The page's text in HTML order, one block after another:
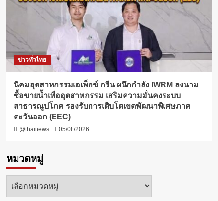
ข่าวทั่วไทย
​นิคมอุตสาหกรรมเอเพ็กซ์ กรีน ผนึกกำลัง IWRM ลงนาม
ซื้อขายน้ำเพื่ออุตสาหกรรม เสริมความมั่นคงระบบ
สาธารณูปโภค รองรับการเติบโตเขตพัฒนาพิเศษภาค
ตะวันออก (EEC)
@thainews 05/08/2026
หมวดหมู่
หมวด